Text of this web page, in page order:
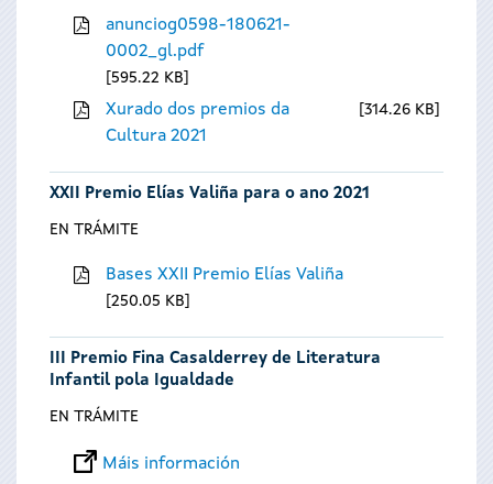
anunciog0598-180621-
0002_gl.pdf
595.22 KB
Xurado dos premios da
Cultura 2021
314.26 KB
XXII Premio Elías Valiña para o ano 2021
EN TRÁMITE
Bases XXII Premio Elías Valiña
250.05 KB
III Premio Fina Casalderrey de Literatura
Infantil pola Igualdade
EN TRÁMITE
Máis información